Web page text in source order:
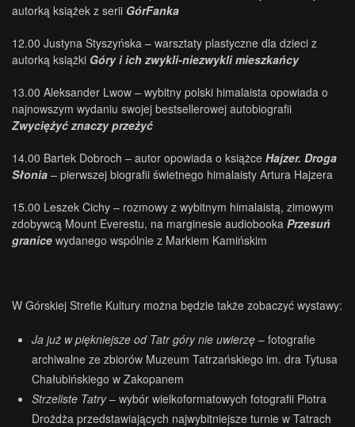
autorką książek z serii GórFanka
12.00 Justyna Styszyńska – warsztaty plastyczne dla dzieci z
autorką książki Góry i ich zwykli-niezwykli mieszkańcy
13.00 Aleksander Lwow – wybitny polski himalaista opowiada o
najnowszym wydaniu swojej bestsellerowej autobiografii
Zwyciężyć znaczy przeżyć
14.00 Bartek Dobroch – autor opowiada o książce Hajzer. Droga
Słonia – pierwszej biografii świetnego himalaisty Artura Hajzera
15.00 Leszek Cichy – rozmowy z wybitnym himalaistą, zimowym
zdobywcą Mount Everestu, na marginesie audiobooka Przesuń
granice wydanego wspólnie z Markiem Kamińskim
W Górskiej Strefie Kultury można będzie także zobaczyć wystawy:
Ja już w piękniejsze od Tatr góry nie uwierzę – fotografie
archiwalne ze zbiorów Muzeum Tatrzańskiego im. dra Tytusa
Chałubińskiego w Zakopanem
Strzeliste Tatry– wybór wielkoformatowych fotografii Piotra
Drożdża przedstawiających najwybitniejsze turnie w Tatrach